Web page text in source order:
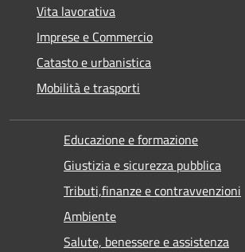
Vita lavorativa
Imprese e Commercio
Catasto e urbanistica
Mobilità e trasporti
Educazione e formazione
Giustizia e sicurezza pubblica
Tributi,finanze e contravvenzioni
Ambiente
Salute, benessere e assistenza